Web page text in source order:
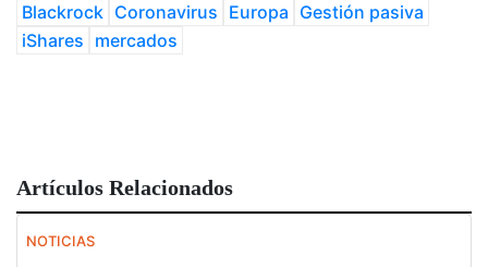
Blackrock Coronavirus Europa Gestión pasiva
iShares mercados
Artículos Relacionados
NOTICIAS